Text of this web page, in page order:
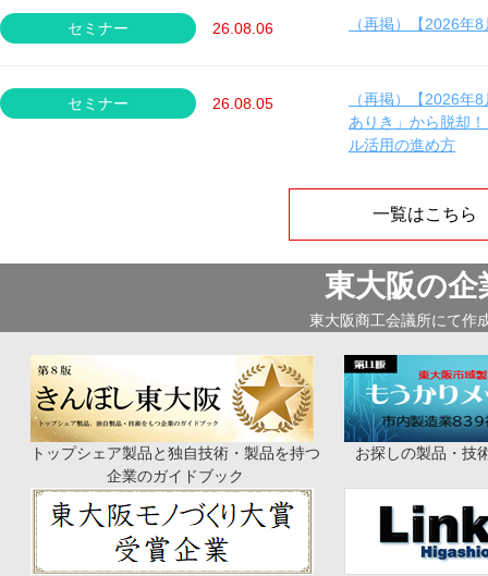
セミナー 26.08.06 （再掲）【2026年
セミナー 26.08.05
（再掲）【2026
ありき」から脱却
ル活用の進め方
（再掲）【2026年
【厚生労働省から
ついて
その他 26.08.04 【厚生労働省から
イベント 26.08.03
イベント 26.08.03
東大阪商工会議所
一覧はこちら
東大阪の
東大阪商工会議所にて作成
トップシェア製品と独自技術・製品を持つ お探しの製品・技術
企業のガイドブック